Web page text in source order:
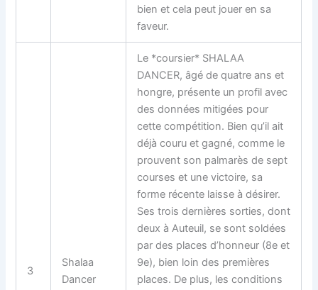
bien et cela peut jouer en sa
faveur.
3
Shalaa
Dancer
Le *coursier* SHALAA
DANCER, âgé de quatre ans et
hongre, présente un profil avec
des données mitigées pour
cette compétition. Bien qu’il ait
déjà couru et gagné, comme le
prouvent son palmarès de sept
courses et une victoire, sa
forme récente laisse à désirer.
Ses trois dernières sorties, dont
deux à Auteuil, se sont soldées
par des places d’honneur (8e et
9e), bien loin des premières
places. De plus, les conditions